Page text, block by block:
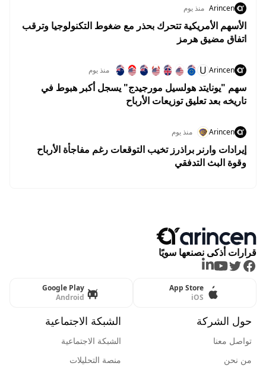
Arincen منذ يوم
الأسهم الأمريكية تتحرك بحذر مع ضغوط التكنولوجيا وترقب
اتفاق مضيق هرمز
Arincen
U منذ يوم
سهم "يونايتد هولسيل مورجيدج" يسجل أكبر هبوط في
تاريخه بعد تعليق توزيعات الأرباح
Arincen منذ يوم
إيرادات وارنر براذرز تخيب التوقعات رغم مفاجأة الأرباح
وقوة البث التدفقي
قرارات أذكى نصنعها سويًا
Facebook
Twitter
Youtube
LinkedIn
App Store
iOS
Google Play
Android
حول الشركة
تواصل معنا
من نحن
الشبكة الاجتماعية
الشبكة الاجتماعية
منصة التحليلات